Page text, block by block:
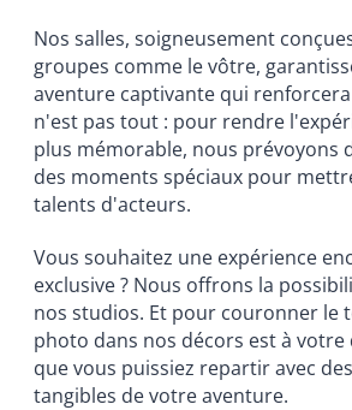
Nos salles, soigneusement
groupes comme le vôtre,
aventure captivante qui renforcera
n'est pas tout : pour rendre
plus mémorable, nous prévoyons
des moments spéciaux pour
talents d'acteurs.
Vous souhaitez une expérience
exclusive ? Nous offrons la
nos studios. Et pour couronner le
photo dans nos décors est à
que vous puissiez repartir avec
tangibles de votre aventure.